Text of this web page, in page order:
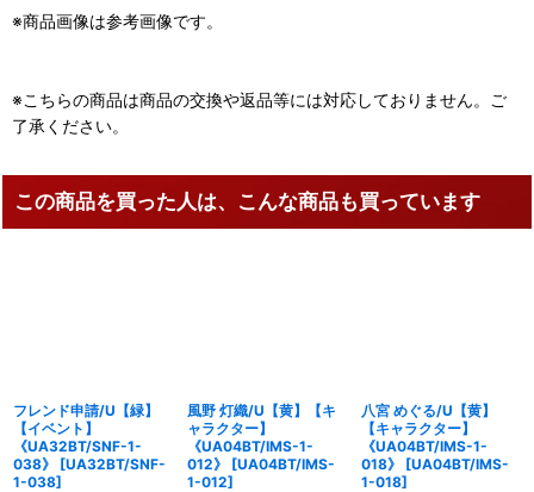
※商品画像は参考画像です。
※こちらの商品は商品の交換や返品等には対応しておりません。ご
了承ください。
この商品を買った人は、こんな商品も買っています
フレンド申請/U【緑】
【イベント】
《UA32BT/SNF-1-
038》
[UA32BT/SNF-
1-038]
風野 灯織/U【黄】【キ
ャラクター】
《UA04BT/IMS-1-
012》
[UA04BT/IMS-
1-012]
八宮 めぐる/U【黄】
【キャラクター】
《UA04BT/IMS-1-
018》
[UA04BT/IMS-
1-018]